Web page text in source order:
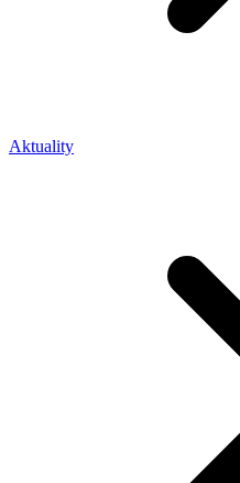
Aktuality